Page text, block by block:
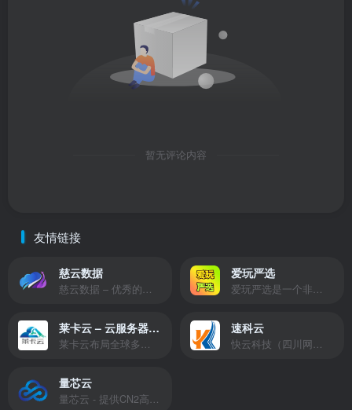
暂无评论内容
友情链接
慈云数据
慈云数据 – 优秀的云服务器服务商，提供最具有性价比的产品。慈云数据是开发者必不可少的良心云
爱玩严选
爱玩严选是一个非常有保障且性价比极高的虚拟商城，包括但不限于苹果证书、技术指导、会员充值等多种虚拟服务！
莱卡云 – 云服务器提供商
莱卡云布局全球多个地理区域。提供服务有：境外云服务器、国内云服务器、独立服务器、服务器托管、CDN、SSL证书、游戏服务器等业务。
速科云
快云科技（四川网联快云科技有限公司）成立于2021年，主营互联网业务平台服务提供商。公司专注为用户提供低价高性能云计算产品，致力于云计算应用的易用性开发，并引导云计算在国内普及
量芯云
量芯云 - 提供CN2高速香港美国云服务器&专业高防服务器租用等云服务器供应商